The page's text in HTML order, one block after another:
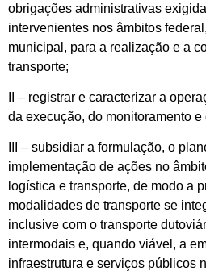
obrigações administrativas
intervenientes nos âmbitos
municipal, para a realização e a
transporte;
II – registrar e caracterizar a
da execução, do monitoramento
III – subsidiar a formulação, o
implementação de ações no
logística e transporte, de modo a
modalidades de transporte se
inclusive com o transporte
intermodais e, quando viável, a
infraestrutura e serviços públicos